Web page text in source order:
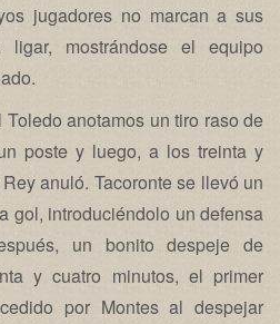
jugadores no marcan a sus
ligar, mostrándose el equipo
anotamos un tiro raso de
poste y luego, a los treinta y
anuló. Tacoronte se llevó un
gol, introduciéndolo un defensa
un bonito despeje de
y cuatro minutos, el primer
por Montes al despejar